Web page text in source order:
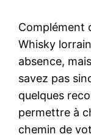
Complément
Whisky
absence,
savez pas
quelques
permettre à
chemin de